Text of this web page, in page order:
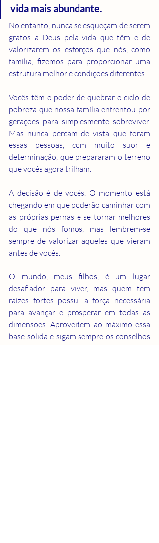
vida mais abundante.
No entanto, nunca se esqueçam de serem
gratos a Deus pela vida que têm e de
valorizarem os esforços que nós, como
família, fizemos para proporcionar uma
estrutura melhor e condições diferentes.
Vocês têm o poder de quebrar o ciclo de
pobreza que nossa família enfrentou por
gerações para simplesmente sobreviver.
Mas nunca percam de vista que foram
essas pessoas, com muito suor e
determinação, que prepararam o terreno
que vocês agora trilham.
A decisão é de vocês. O momento está
chegando em que poderão caminhar com
as próprias pernas e se tornar melhores
do que nós fomos, mas lembrem-se
sempre de valorizar aqueles que vieram
antes de vocês.
O mundo, meus filhos, é um lugar
desafiador para viver, mas quem tem
raízes fortes possui a força necessária
para avançar e prosperar em todas as
dimensões. Aproveitem ao máximo essa
base sólida e sigam sempre os conselhos